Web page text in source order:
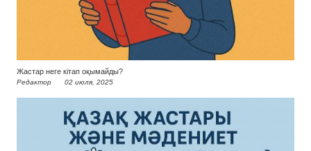
Жастар неге кітап оқымайды?
Редактор 02 июля, 2025